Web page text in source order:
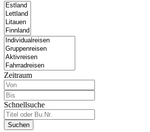
Zeitraum
Schnellsuche
Suchen